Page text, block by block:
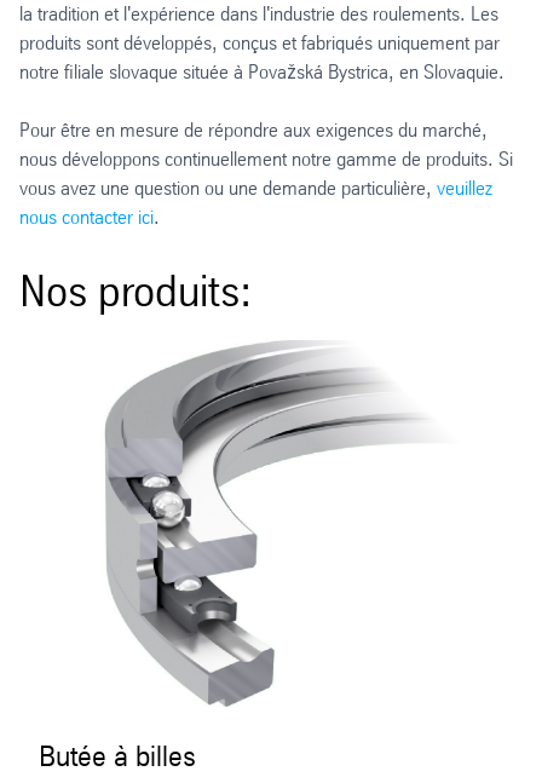
la tradition et l'expérience dans l'industrie des roulements. Les
produits sont développés, conçus et fabriqués uniquement par
notre filiale slovaque située à Považská Bystrica, en Slovaquie.
Pour être en mesure de répondre aux exigences du marché,
nous développons continuellement notre gamme de produits. Si
vous avez une question ou une demande particulière, veuillez
nous contacter ici.
Nos produits:
Butée à billes